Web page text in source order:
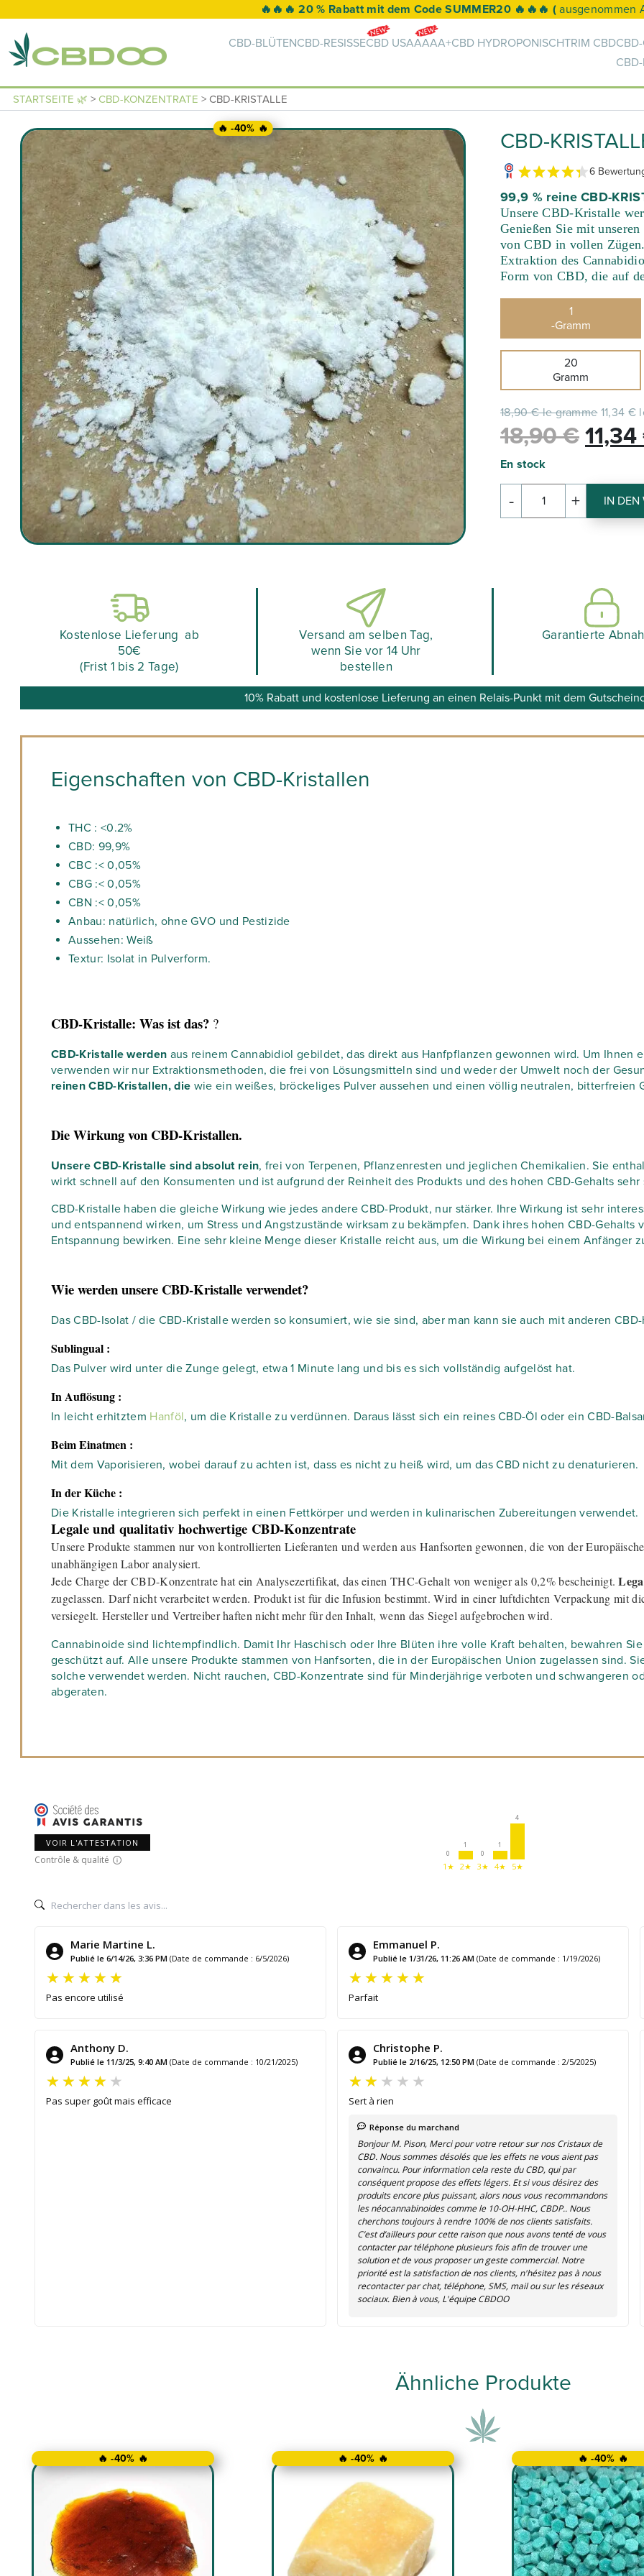
🚛 Kostenlose Lieferung ab 50 € 🚛
CBD-BLÜTENCBD-RESISSECBD USAAAAA+CBD HYDROPONISCHTRIM CBD
STARTSEITE 🌿 > CBD-KONZENTRATE > CBD-KRISTALLE
🔥 -40% 🔥 CBD-
6
99,9 % reine CBD-
Unsere CBD-Kristalle
Genießen Sie mit
von CBD in vollen
Extraktion des
Form von CBD, die auf
1
-Gramm
20
Gramm
18,90 € le gramme11,34 €
18,90€ Le
initial
était :
11,34
En stock
-
Menge
an
+ IN DEN
Kostenlose Lieferung ab
50€
(Frist 1 bis 2 Tage)
Versand am selben Tag,
wenn Sie vor 14 Uhr
bestellen
Garantierte
10% Rabatt und kostenlose Lieferung an einen Relais-Punkt mit dem
Eigenschaften von CBD-Kristallen
THC : <0.2%
CBD: 99,9%
CBC :< 0,05%
CBG :< 0,05%
CBN :< 0,05%
Anbau: natürlich, ohne GVO und Pestizide
Aussehen: Weiß
Textur: Isolat in Pulverform.
CBD-Kristalle: Was ist das? ?
CBD-Kristalle werden aus reinem Cannabidiol gebildet, das direkt aus Hanfpflanzen gewonnen wird. Um Ihnen
verwenden wir nur Extraktionsmethoden, die frei von Lösungsmitteln sind und weder der Umwelt noch der
reinen CBD-Kristallen, die wie ein weißes, bröckeliges Pulver aussehen und einen völlig neutralen, bitterfreien
Die Wirkung von CBD-Kristallen.
Unsere CBD-Kristalle sind absolut rein, frei von Terpenen, Pflanzenresten und jeglichen Chemikalien. Sie
wirkt schnell auf den Konsumenten und ist aufgrund der Reinheit des Produkts und des hohen CBD-Gehalts sehr
CBD-Kristalle haben die gleiche Wirkung wie jedes andere CBD-Produkt, nur stärker. Ihre Wirkung ist sehr
und entspannend wirken, um Stress und Angstzustände wirksam zu bekämpfen. Dank ihres hohen CBD-
Entspannung bewirken. Eine sehr kleine Menge dieser Kristalle reicht aus, um die Wirkung bei einem Anfänger
Wie werden unsere CBD-Kristalle verwendet?
Das CBD-Isolat / die CBD-Kristalle werden so konsumiert, wie sie sind, aber man kann sie auch mit anderen
Sublingual :
Das Pulver wird unter die Zunge gelegt, etwa 1 Minute lang und bis es sich vollständig aufgelöst hat.
In Auflösung :
In leicht erhitztem Hanföl, um die Kristalle zu verdünnen. Daraus lässt sich ein reines CBD-Öl oder ein CBD-
Beim Einatmen :
Mit dem Vaporisieren, wobei darauf zu achten ist, dass es nicht zu heiß wird, um das CBD nicht zu denaturieren.
In der Küche :
Die Kristalle integrieren sich perfekt in einen Fettkörper und werden in kulinarischen Zubereitungen verwendet.
Legale und qualitativ hochwertige CBD-Konzentrate
Unsere Produkte stammen nur von kontrollierten Lieferanten und werden aus Hanfsorten gewonnen, die von der
unabhängigen Labor analysiert.
Jede Charge der CBD-Konzentrate hat ein Analysezertifikat, das einen THC-Gehalt von weniger als 0,2% bescheinigt.
zugelassen. Darf nicht verarbeitet werden. Produkt ist für die Infusion bestimmt. Wird in einer luftdichten Verpackung mit
versiegelt. Hersteller und Vertreiber haften nicht mehr für den Inhalt, wenn das Siegel aufgebrochen wird.
Cannabinoide sind lichtempfindlich. Damit Ihr Haschisch oder Ihre Blüten ihre volle Kraft behalten, bewahren
geschützt auf. Alle unsere Produkte stammen von Hanfsorten, die in der Europäischen Union zugelassen sind.
solche verwendet werden. Nicht rauchen, CBD-Konzentrate sind für Minderjährige verboten und schwangeren
abgeraten.
VOIR L'ATTESTATION
Contrôle & qualité
0
1★
1
2★
0
3★
1
4★
4
5★
Marie Martine L.
Publié le 6/14/26, 3:36 PM (Date de commande : 6/5/2026)
Pas encore utilisé
Emmanuel P.
Publié le 1/31/26, 11:26 AM (Date de commande : 1/19/2026)
Parfait
Anthony D.
Publié le 11/3/25, 9:40 AM (Date de commande : 10/21/2025)
Pas super goût mais efficace
Christophe P.
Publié le 2/16/25, 12:50 PM (Date de commande : 2/5/2025)
Sert à rien
Réponse du marchand
Bonjour M. Pison, Merci pour votre retour sur nos Cristaux de
CBD. Nous sommes désolés que les effets ne vous aient pas
convaincu. Pour information cela reste du CBD, qui par
conséquent propose des effets légers. Et si vous désirez des
produits encore plus puissant, alors nous vous recommandons
les néocannabinoides comme le 10-OH-HHC, CBDP.. Nous
cherchons toujours à rendre 100% de nos clients satisfaits.
C’est d’ailleurs pour cette raison que nous avons tenté de vous
contacter par téléphone plusieurs fois afin de trouver une
solution et de vous proposer un geste commercial. Notre
priorité est la satisfaction de nos clients, n'hésitez pas à nous
recontacter par chat, téléphone, SMS, mail ou sur les réseaux
sociaux. Bien à vous, L'équipe CBDOO
Ähnliche Produkte
🔥 -40% 🔥 🔥 -40% 🔥 🔥 -40% 🔥